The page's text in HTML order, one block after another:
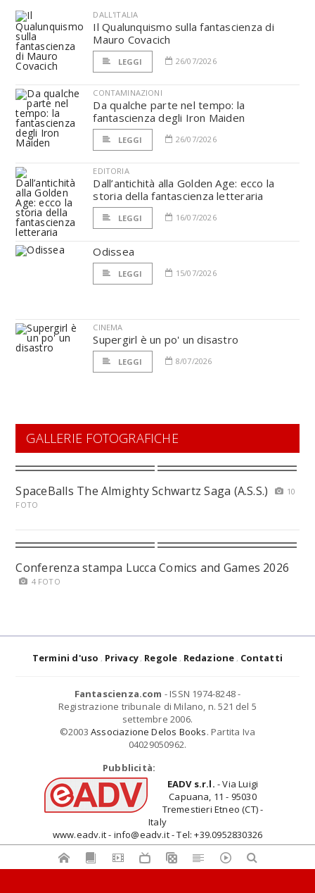
DALL'ITALIA
Il Qualunquismo sulla fantascienza di
Mauro Covacich
LEGGI 26/07/2026
CONTAMINAZIONI
Da qualche parte nel tempo: la
fantascienza degli Iron Maiden
LEGGI 26/07/2026
EDITORIA
Dall’antichità alla Golden Age: ecco la
storia della fantascienza letteraria
LEGGI 16/07/2026
Odissea
LEGGI 15/07/2026
CINEMA
Supergirl è un po' un disastro
LEGGI 8/07/2026
GALLERIE FOTOGRAFICHE
SpaceBalls The Almighty Schwartz Saga (A.S.S.)
10
FOTO
Conferenza stampa Lucca Comics and Games 2026
4 FOTO
Termini d'uso Privacy Regole Redazione Contatti
Fantascienza.com - ISSN 1974-8248 -
Registrazione tribunale di Milano, n. 521 del 5
settembre 2006.
©2003 Associazione Delos Books. Partita Iva
04029050962.
Pubblicità:
EADV s.r.l. - Via Luigi
Capuana, 11 - 95030
Tremestieri Etneo (CT) -
Italy
www.eadv.it - info@eadv.it - Tel: +39.0952830326